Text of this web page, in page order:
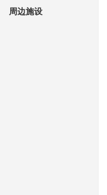
周边施设